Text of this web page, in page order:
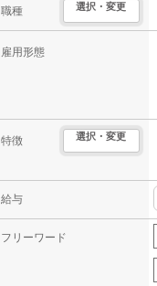
職種 選択・変更
雇用形態
特徴 選択・変更
給与
フリーワード